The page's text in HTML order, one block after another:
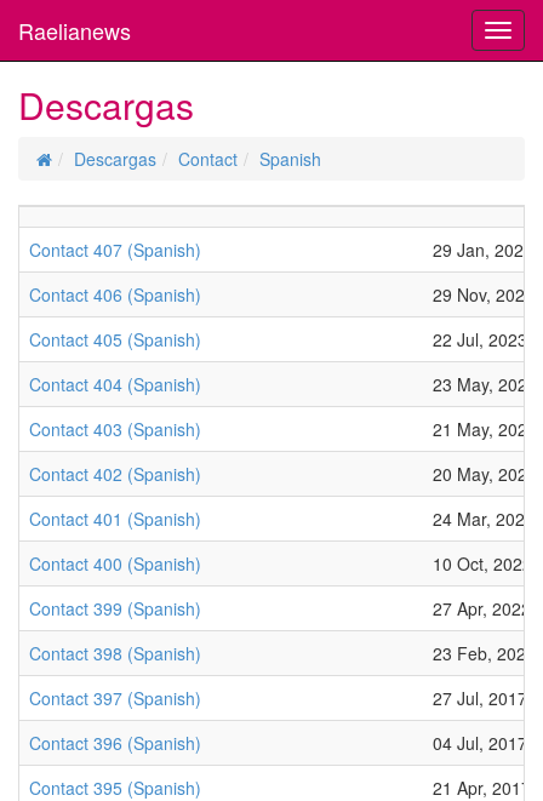
Raelianews
Descargas
Descargas Contact Spanish
Contact 407 (Spanish)
29 Jan, 2024
Contact 406 (Spanish)
29 Nov, 2023
Contact 405 (Spanish)
22 Jul, 2023
Contact 404 (Spanish)
23 May, 2023
Contact 403 (Spanish)
21 May, 2023
Contact 402 (Spanish)
20 May, 2023
Contact 401 (Spanish)
24 Mar, 2023
Contact 400 (Spanish)
10 Oct, 2022
Contact 399 (Spanish)
27 Apr, 2022
Contact 398 (Spanish)
23 Feb, 2022
Contact 397 (Spanish)
27 Jul, 2017
Contact 396 (Spanish)
04 Jul, 2017
Contact 395 (Spanish)
21 Apr, 2017